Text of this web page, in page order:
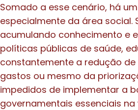
Somado a esse cenário, há
especialmente da área social.
acumulando conhecimento e
políticas públicas de saúde,
constantemente a redução
gastos ou mesmo da
impedidos de implementar a
governamentais essenciais